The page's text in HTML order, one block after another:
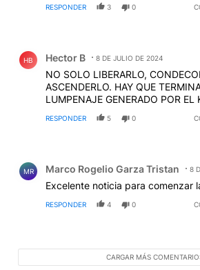
RESPONDER 3 0
HB Hector B 8 DE JULIO DE 2024
NO SOLO LIBERARLO,
ASCENDERLO. HAY QUE
LUMPENAJE GENERADO POR EL
RESPONDER 5 0
MR Marco Rogelio Garza Tristan 8
Excelente noticia para comenzar
RESPONDER 4 0
CARGAR MÁS